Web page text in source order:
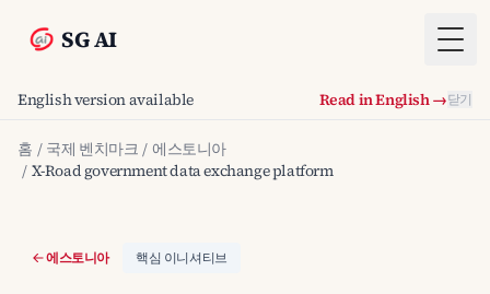
SG AI
English version available Read in English →닫기
홈 / 국제 벤치마크 / 에스토니아
/ X-Road government data exchange platform
에스토니아 핵심 이니셔티브